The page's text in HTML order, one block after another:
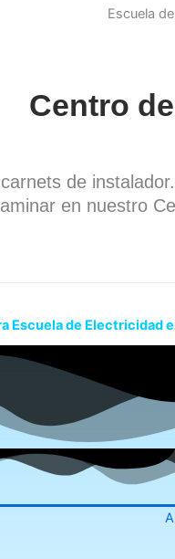
Centro
de
en nuestro
Escuela de Electricidad